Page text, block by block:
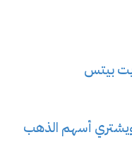
بيتس
ويشتري أسهم الذهب